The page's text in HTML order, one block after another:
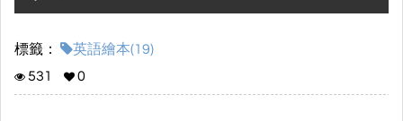
標籤：
英語繪本(19)
531
0